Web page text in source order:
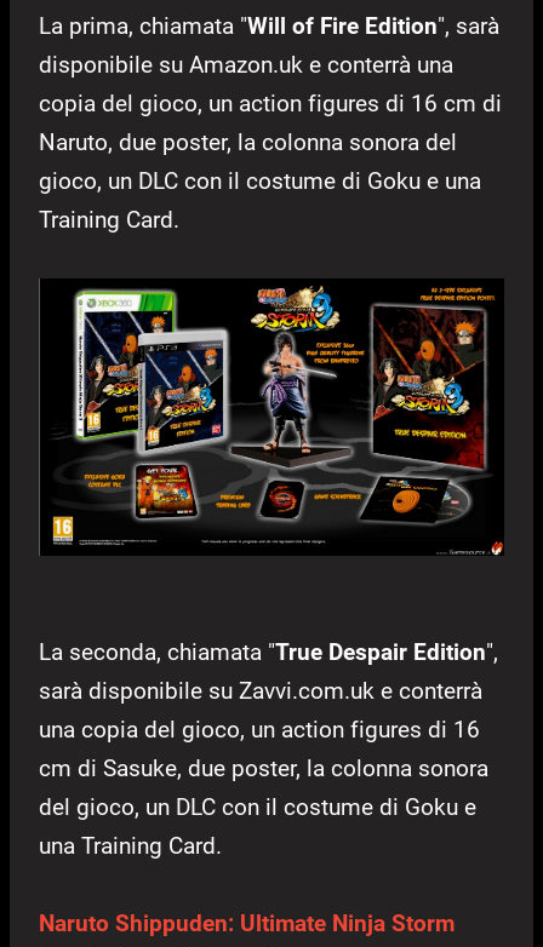
La prima, chiamata "Will of Fire Edition", sarà
disponibile su Amazon.uk e conterrà una
copia del gioco, un action figures di 16 cm di
Naruto, due poster, la colonna sonora del
gioco, un DLC con il costume di Goku e una
Training Card.
La seconda, chiamata "True Despair Edition",
sarà disponibile su Zavvi.com.uk e conterrà
una copia del gioco, un action figures di 16
cm di Sasuke, due poster, la colonna sonora
del gioco, un DLC con il costume di Goku e
una Training Card.
Naruto Shippuden: Ultimate Ninja Storm